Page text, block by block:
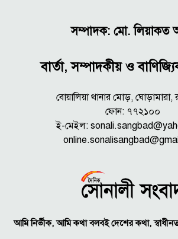
সম্পাদক: মো. লিয়াকত
বার্তা, সম্পাদকীয় ও
বোয়ালিয়া থানার মোড়, ঘোড়ামারা,
ফোন: ৭৭২১০০
ই-মেইল:
আমি নির্ভীক, আমি কথা বলবই দেশের কথা,